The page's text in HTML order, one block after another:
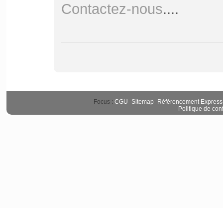
Contactez-nous....
Focus : CGU- Sitemap- Référencement Express
Politique de